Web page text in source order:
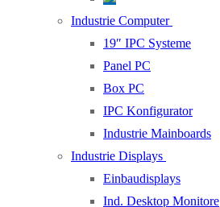
Industrie Computer
19″ IPC Systeme
Panel PC
Box PC
IPC Konfigurator
Industrie Mainboards
Industrie Displays
Einbaudisplays
Ind. Desktop Monitore